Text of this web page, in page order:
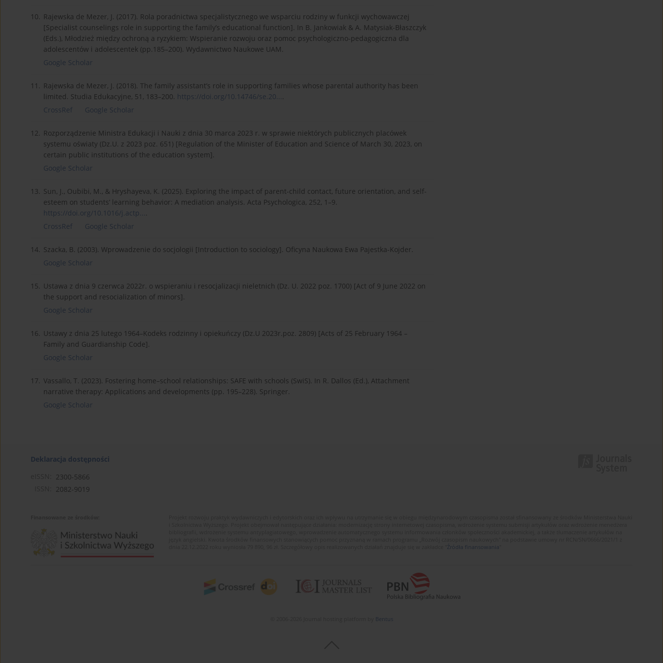
10. Rajewska de Mezer, J. (2017). Rola poradnictwa specjalistycznego we wsparciu rodziny w funkcji wychowawczej
[Specialist counselings role in supporting the family’s educational function]. In B. Jankowiak & A. Matysiak-Błaszczyk
(Eds.), Młodzież między ochroną a ryzykiem: Wspieranie rozwoju oraz pomoc psychologiczno-pedagogiczna dla
adolescentów i adolescentek (pp.185–200). Wydawnictwo Naukowe UAM.
Google Scholar
11. Rajewska de Mezer, J. (2018). The family assistant’s role in supporting families whose parental authority has been
limited. Studia Edukacyjne, 51, 183–200. https://doi.org/10.14746/se.20....
CrossRef
Google Scholar
12. Rozporządzenie Ministra Edukacji i Nauki z dnia 30 marca 2023 r. w sprawie niektórych publicznych placówek
systemu oświaty (Dz.U. z 2023 poz. 651) [Regulation of the Minister of Education and Science of March 30, 2023, on
certain public institutions of the education system].
Google Scholar
13. Sun, J., Oubibi, M., & Hryshayeva, K. (2025). Exploring the impact of parent-child contact, future orientation, and self-
esteem on students’ learning behavior: A mediation analysis. Acta Psychologica, 252, 1–9.
https://doi.org/10.1016/j.actp....
CrossRef
Google Scholar
14. Szacka, B. (2003). Wprowadzenie do socjologii [Introduction to sociology]. Oficyna Naukowa Ewa Pajestka-Kojder.
Google Scholar
15. Ustawa z dnia 9 czerwca 2022r. o wspieraniu i resocjalizacji nieletnich (Dz. U. 2022 poz. 1700) [Act of 9 June 2022 on
the support and resocialization of minors].
Google Scholar
16. Ustawy z dnia 25 lutego 1964–Kodeks rodzinny i opiekuńczy (Dz.U 2023r.poz. 2809) [Acts of 25 February 1964 –
Family and Guardianship Code].
Google Scholar
17. Vassallo, T. (2023). Fostering home–school relationships: SAFE with schools (SwiS). In R. Dallos (Ed.), Attachment
narrative therapy: Applications and developments (pp. 195–228). Springer.
Google Scholar
Deklaracja dostępności
2300-5866
2082-9019
Źródła finansowania
Bentus